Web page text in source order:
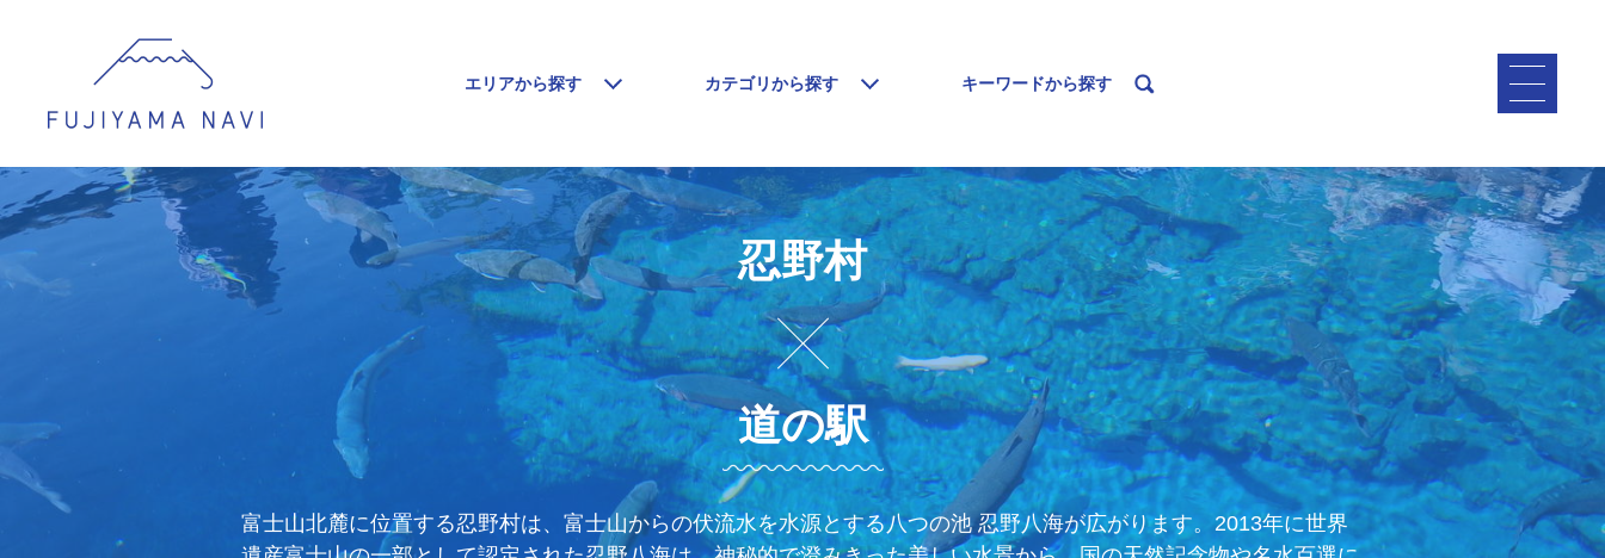
エリアから探す カテゴリから探す キーワードから探す
忍野村
道の駅
富士山北麓に位置する忍野村は、富士山からの伏流水を水源とする八つの池 忍野八海が広がります。2013年に世界